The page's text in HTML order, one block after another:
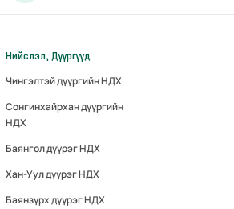
Нийслэл, Дүүргүүд
Чингэлтэй дүүргийн НДХ
Сонгинхайрхан дүүргийн
НДХ
Баянгол дүүрэг НДХ
Хан-Уул дүүрэг НДХ
Баянзүрх дүүрэг НДХ